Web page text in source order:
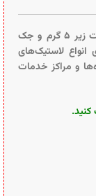
دستگاه بالانس چرخ کامیونی اطلس X-850 با دقت زیر ۵ گرم و جک
انواع لاستیک‌های
و مراکز خدمات